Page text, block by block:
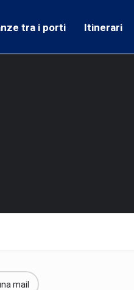
tra i porti Itinerari
mail